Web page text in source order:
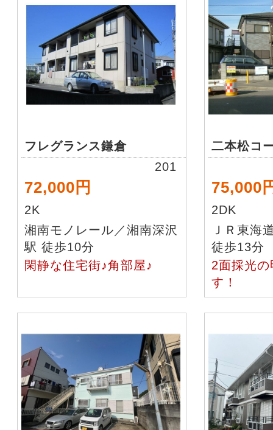
フレグランス鎌倉
201
72,000円
2K
湘南モノレール／湘南深沢
駅 徒歩10分
閑静な住宅街♪角部屋♪
二本松コ
75,000
2DK
ＪＲ東海
徒歩13分
2面採光
す！